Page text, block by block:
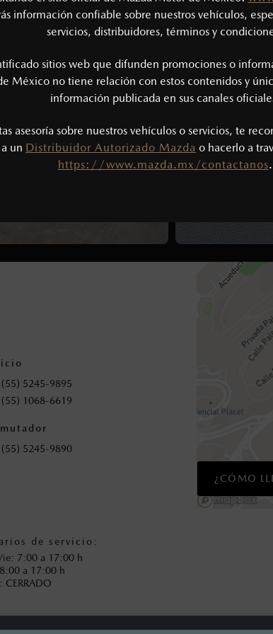
información confiable sobre nuestros vehículos,
servicios, distribuidores, términos y
sitios web que difunden promociones o
México no tiene relación con estos contenidos y
información publicada en sus canales
asesoría sobre nuestros vehículos o servicios, te
un Distribuidor Autorizado Mazda o hacerlo a
https://www.mazda.mx/contactanos.
CONTÁCTANOS
(55) 5245-9895
(55) 1068-6619
(55) 5245-9890
de servicio:
7:00 a 17:00 h
a 17:00 h
CERRADO
¿CÓMO